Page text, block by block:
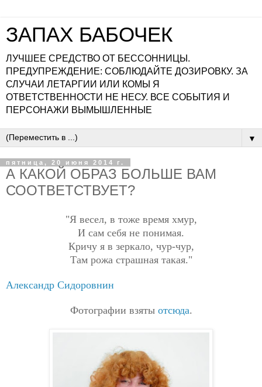
ЗАПАХ БАБОЧЕК
ЛУЧШЕЕ СРЕДСТВО ОТ БЕССОННИЦЫ.
ПРЕДУПРЕЖДЕНИЕ: СОБЛЮДАЙТЕ ДОЗИРОВКУ. ЗА
СЛУЧАИ ЛЕТАРГИИ ИЛИ КОМЫ Я
ОТВЕТСТВЕННОСТИ НЕ НЕСУ. ВСЕ СОБЫТИЯ И
ПЕРСОНАЖИ ВЫМЫШЛЕННЫЕ
▼
пятница, 20 июня 2014 г.
А КАКОЙ ОБРАЗ БОЛЬШЕ ВАМ
СООТВЕТСТВУЕТ?
"Я весел, в тоже время хмур,
И сам себя не понимая.
Кричу я в зеркало, чур-чур,
Там рожа страшная такая."
Александр Сидоровнин
Фотографии взяты отсюда.